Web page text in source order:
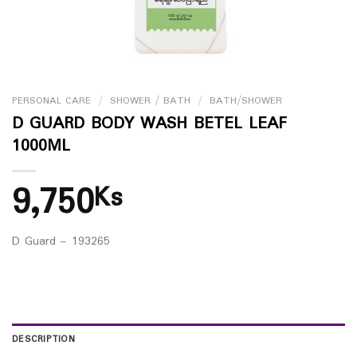
PERSONAL CARE / SHOWER / BATH / BATH/SHOWER
D GUARD BODY WASH BETEL LEAF
1000ML
9,750Ks
D Guard – 193265
DESCRIPTION